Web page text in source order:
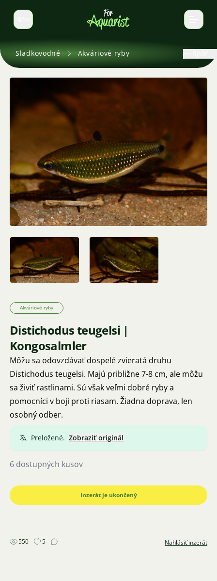
Prepnúť jazyk
Sladkovodné Akváriové ryby
Akváriové ryby
Distichodus teugelsi |
Kongosalmler
Môžu sa odovzdávať dospelé zvieratá druhu
Distichodus teugelsi. Majú približne 7-8 cm, ale môžu
sa živiť rastlinami. Sú však veľmi dobré ryby a
pomocníci v boji proti riasam. Žiadna doprava, len
osobný odber.
Preložené. Zobraziť originál
6 dostupných kusov
Inzerát je ukončený
550 5 Nahlásiť inzerát